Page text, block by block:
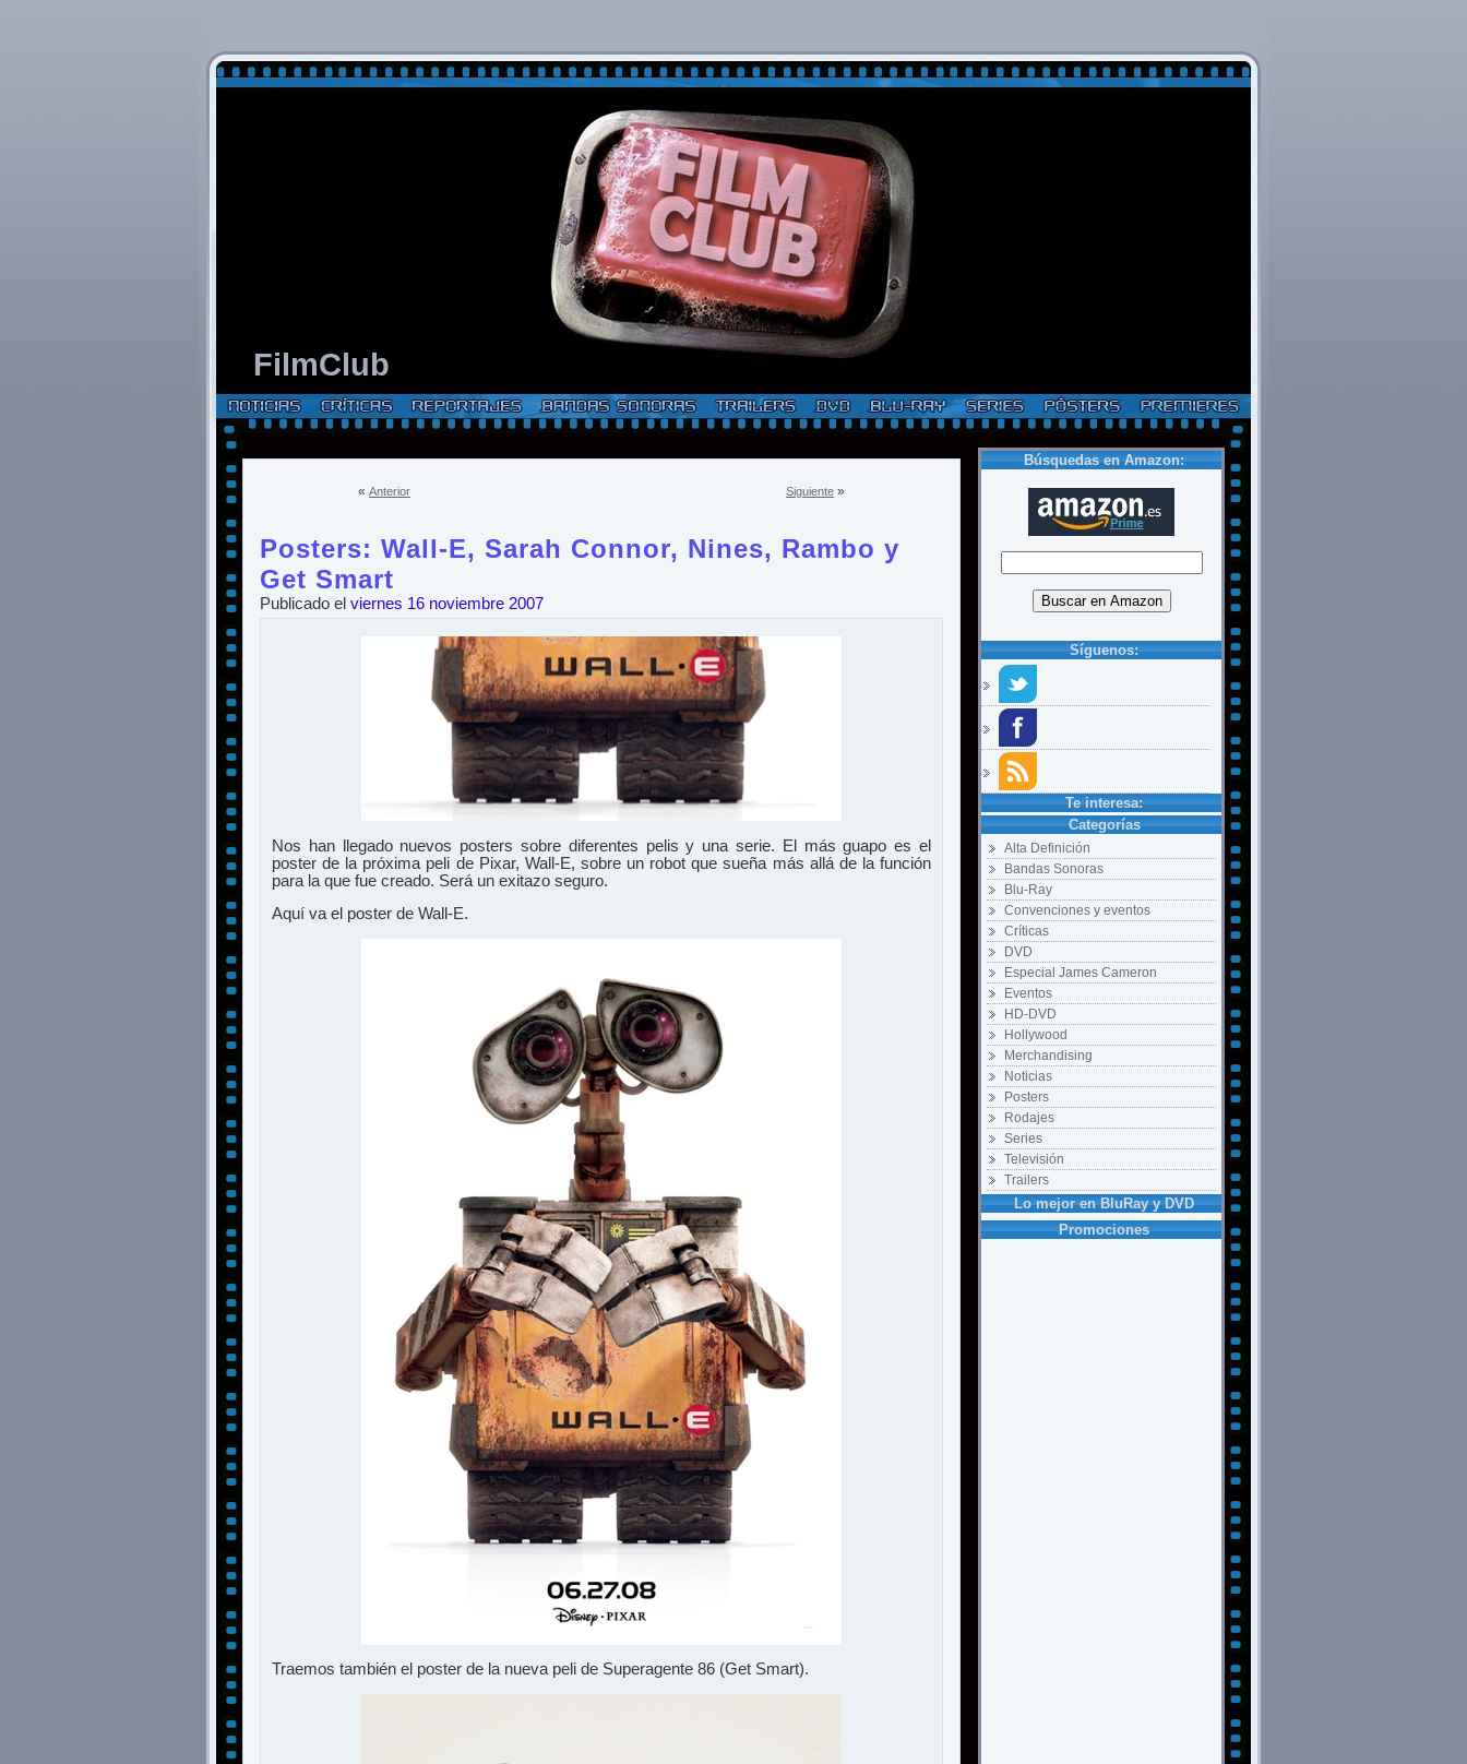
FilmClub
Búsquedas en Amazon:
Síguenos:
Te interesa:
Categorías
Alta Definición
Bandas Sonoras
Blu-Ray
Convenciones y eventos
Críticas
DVD
Especial James Cameron
Eventos
HD-DVD
Hollywood
Merchandising
Noticias
Posters
Rodajes
Series
Televisión
Trailers
Lo mejor en BluRay y DVD
Promociones
Siguiente »
« Anterior
Posters: Wall-E, Sarah Connor, Nines, Rambo y
Get Smart
Publicado el viernes 16 noviembre 2007
Nos han llegado nuevos posters sobre diferentes pelis y una serie. El más guapo es el
poster de la próxima peli de Pixar, Wall-E, sobre un robot que sueña más allá de la función
para la que fue creado. Será un exitazo seguro.
Aquí va el poster de Wall-E.
Traemos también el poster de la nueva peli de Superagente 86 (Get Smart).